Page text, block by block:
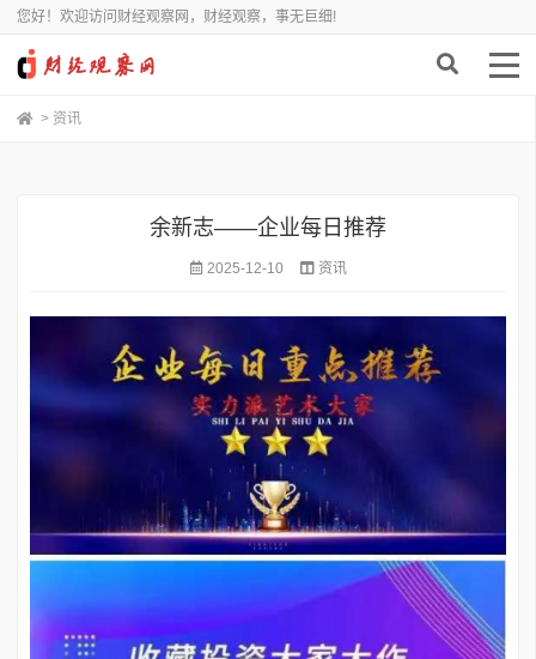
您好！欢迎访问财经观察网，财经观察，事无巨细!
> 资讯
余新志——企业每日推荐
2025-12-10 资讯